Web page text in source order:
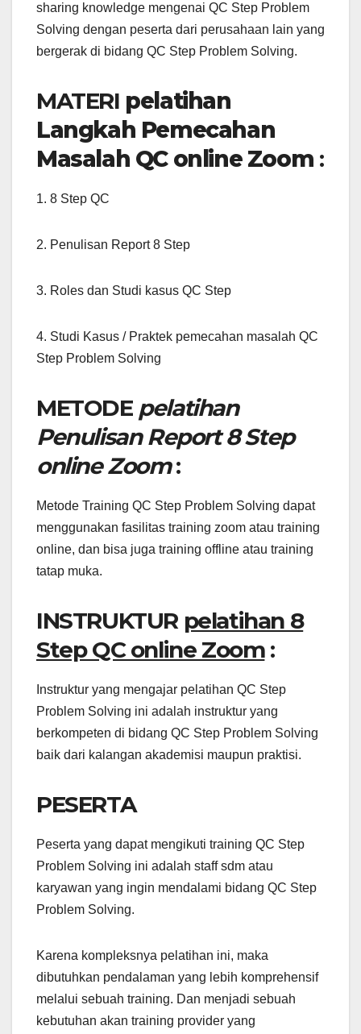
sharing knowledge mengenai QC Step Problem
Solving dengan peserta dari perusahaan lain yang
bergerak di bidang QC Step Problem Solving.
MATERI pelatihan
Langkah Pemecahan
Masalah QC online Zoom :
1. 8 Step QC
2. Penulisan Report 8 Step
3. Roles dan Studi kasus QC Step
4. Studi Kasus / Praktek pemecahan masalah QC
Step Problem Solving
METODE pelatihan
Penulisan Report 8 Step
online Zoom:
Metode Training QC Step Problem Solving dapat
menggunakan fasilitas training zoom atau training
online, dan bisa juga training offline atau training
tatap muka.
INSTRUKTUR pelatihan 8
Step QC online Zoom:
Instruktur yang mengajar pelatihan QC Step
Problem Solving ini adalah instruktur yang
berkompeten di bidang QC Step Problem Solving
baik dari kalangan akademisi maupun praktisi.
PESERTA
Peserta yang dapat mengikuti training QC Step
Problem Solving ini adalah staff sdm atau
karyawan yang ingin mendalami bidang QC Step
Problem Solving.
Karena kompleksnya pelatihan ini, maka
dibutuhkan pendalaman yang lebih komprehensif
melalui sebuah training. Dan menjadi sebuah
kebutuhan akan training provider yang